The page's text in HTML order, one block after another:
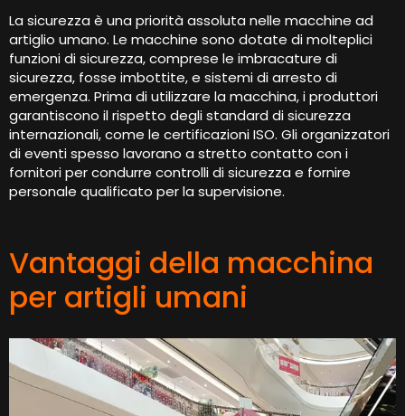
La sicurezza è una priorità assoluta nelle macchine ad
artiglio umano. Le macchine sono dotate di molteplici
funzioni di sicurezza, comprese le imbracature di
sicurezza, fosse imbottite, e sistemi di arresto di
emergenza. Prima di utilizzare la macchina, i produttori
garantiscono il rispetto degli standard di sicurezza
internazionali, come le certificazioni ISO. Gli organizzatori
di eventi spesso lavorano a stretto contatto con i
fornitori per condurre controlli di sicurezza e fornire
personale qualificato per la supervisione.
Vantaggi della macchina
per artigli umani